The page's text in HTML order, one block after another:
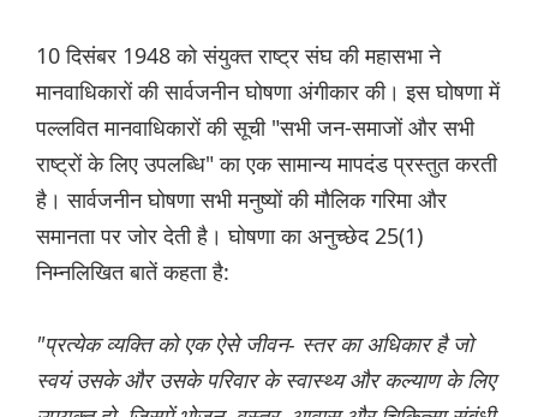
10 दिसंबर 1948 को संयुक्त राष्ट्र संघ की महासभा ने
मानवाधिकारों की सार्वजनीन घोषणा अंगीकार की। इस घोषणा में
पल्लवित मानवाधिकारों की सूची "सभी जन-समाजों और सभी
राष्ट्रों के लिए उपलब्धि" का एक सामान्य मापदंड प्रस्तुत करती
है। सार्वजनीन घोषणा सभी मनुष्यों की मौलिक गरिमा और
समानता पर जोर देती है। घोषणा का अनुच्छेद 25(1)
निम्नलिखित बातें कहता है:
"प्रत्येक व्यक्ति को एक ऐसे जीवन- स्तर का अधिकार है जो
स्वयं उसके और उसके परिवार के स्वास्थ्य और कल्याण के लिए